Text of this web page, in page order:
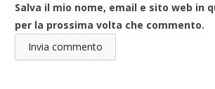
Salva il mio nome, email e sito web in
per la prossima volta che commento.